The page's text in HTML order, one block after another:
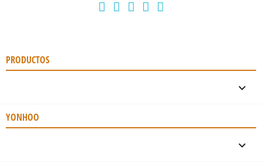
PRODUCTOS

YONHOO
